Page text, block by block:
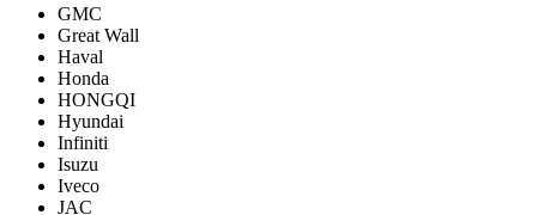
GMC
Great Wall
Haval
Honda
HONGQI
Hyundai
Infiniti
Isuzu
Iveco
JAC